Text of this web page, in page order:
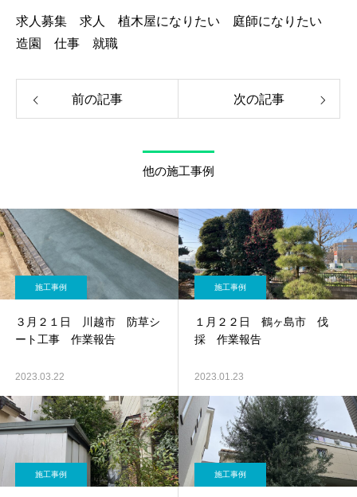
求人募集 求人 植木屋になりたい 庭師になりたい
造園 仕事 就職
前の記事 次の記事
他の施工事例
施工事例
３月２１日 川越市 防草シ
ート工事 作業報告
2023.03.22
施工事例
１月２２日 鶴ヶ島市 伐
採 作業報告
2023.01.23
施工事例 施工事例